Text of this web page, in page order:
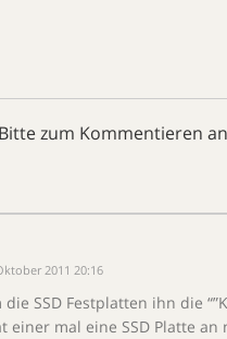
Bitte zum Kommentieren
2011 20:16
SSD Festplatten ihn die
einer mal eine SSD Platte an